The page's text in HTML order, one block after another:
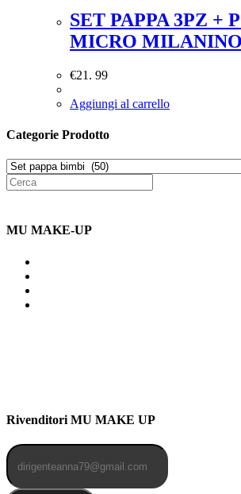
SET PAPPA 3PZ +
MICRO MILANINO
€21. 99
Aggiungi al carrello
Categorie Prodotto
MU MAKE-UP
Rivenditori MU MAKE UP